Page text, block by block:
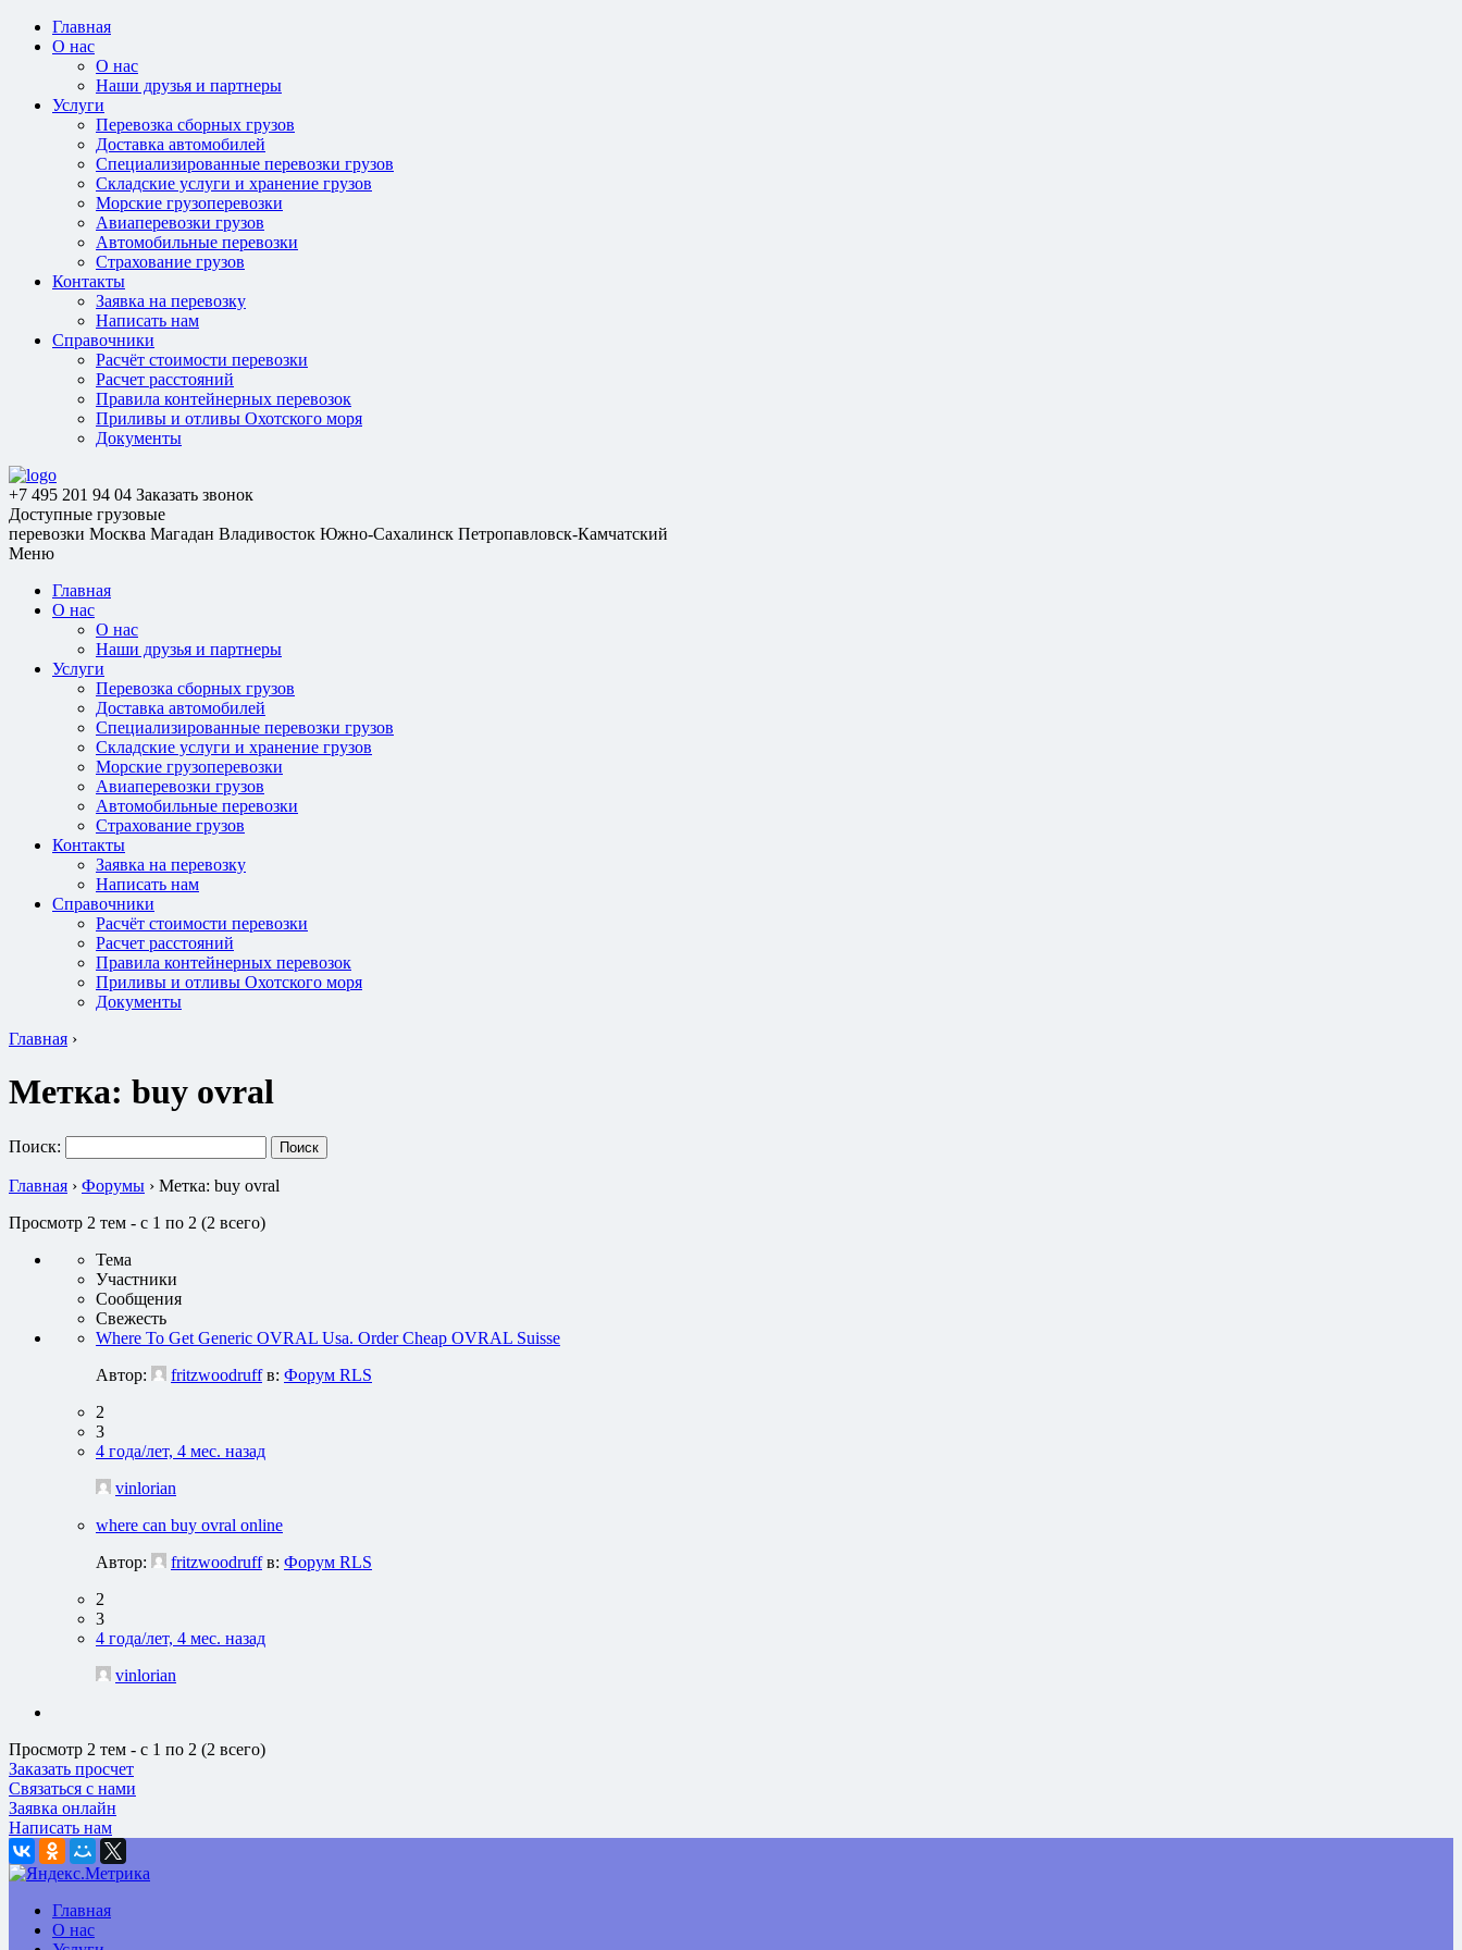
Главная
О нас
О нас
Наши друзья и партнеры
Услуги
Перевозка сборных грузов
Доставка автомобилей
Специализированные перевозки грузов
Складские услуги и хранение грузов
Морские грузоперевозки
Авиаперевозки грузов
Автомобильные перевозки
Страхование грузов
Контакты
Заявка на перевозку
Написать нам
Справочники
Расчёт стоимости перевозки
Расчет расстояний
Правила контейнерных перевозок
Приливы и отливы Охотского моря
Документы
+7 495 201 94 04 Заказать звонок
Доступные грузовые
перевозки Москва Магадан Владивосток Южно-Сахалинск Петропавловск-Камчатский
Меню
Главная
О нас
О нас
Наши друзья и партнеры
Услуги
Перевозка сборных грузов
Доставка автомобилей
Специализированные перевозки грузов
Складские услуги и хранение грузов
Морские грузоперевозки
Авиаперевозки грузов
Автомобильные перевозки
Страхование грузов
Контакты
Заявка на перевозку
Написать нам
Справочники
Расчёт стоимости перевозки
Расчет расстояний
Правила контейнерных перевозок
Приливы и отливы Охотского моря
Документы
Главная ›
Метка: buy ovral
Поиск:
Главная › Форумы › Метка: buy ovral
Просмотр 2 тем - с 1 по 2 (2 всего)
Тема
Участники
Сообщения
Свежесть
Where To Get Generic OVRAL Usa. Order Cheap OVRAL Suisse
Автор:
fritzwoodruff в: Форум RLS
2
3
4 года/лет, 4 мес. назад
vinlorian
where can buy ovral online
Автор:
fritzwoodruff в: Форум RLS
2
3
4 года/лет, 4 мес. назад
vinlorian
Просмотр 2 тем - с 1 по 2 (2 всего)
Заказать просчет
Связаться с нами
Заявка онлайн
Написать нам
Главная
О нас